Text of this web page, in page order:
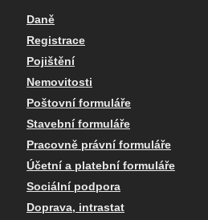
Daně
Registrace
Pojištění
Nemovitosti
Poštovní formuláře
Stavební formuláře
Pracovně právní formuláře
Účetní a platební formuláře
Sociální podpora
Doprava, intrastat